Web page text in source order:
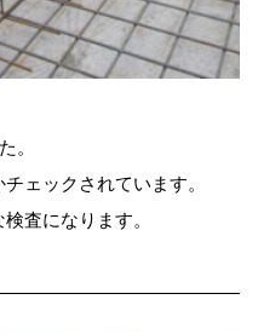
。
ェックされています。
査になります。